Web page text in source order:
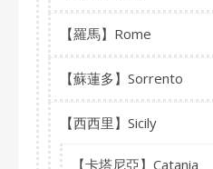
【羅馬】Rome
【蘇蓮多】Sorrento
【西西里】Sicily
【卡塔尼亞】Catania